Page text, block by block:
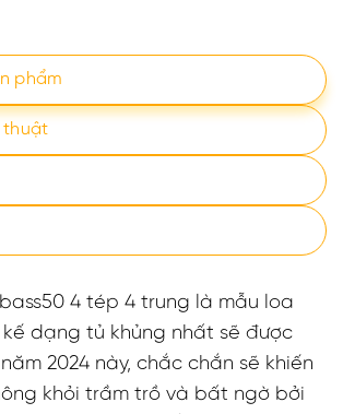
phẩm
thuật
4 tép 4 trung là mẫu loa
dạng tủ khủng nhất sẽ được
2024 này, chắc chắn sẽ khiến
khỏi trầm trồ và bất ngờ bởi